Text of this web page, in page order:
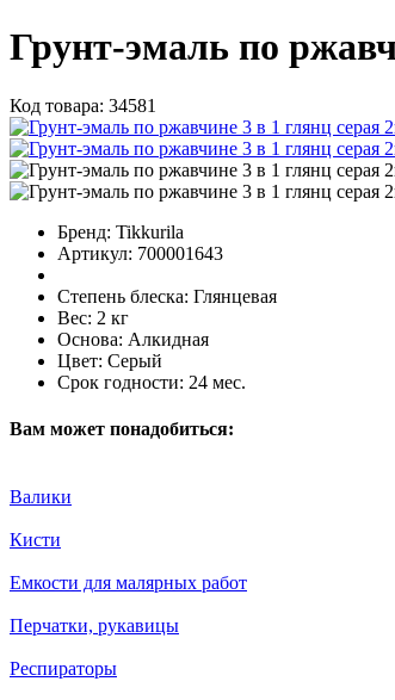
Грунт-эмаль по
Код товара: 34581
Бренд: Tikkurila
Артикул: 700001643
Степень блеска: Глянцевая
Вес: 2 кг
Основа: Алкидная
Цвет: Серый
Срок годности: 24 мес.
Вам может понадобиться:
Валики
Кисти
Емкости для малярных работ
Перчатки, рукавицы
Респираторы